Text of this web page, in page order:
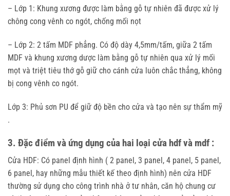
– Lớp 1: Khung xương được làm bằng gỗ tự nhiên đã được xử lý
chông cong vênh co ngót, chống mối nọt
– Lớp 2: 2 tấm MDF phẳng. Có độ dày 4,5mm/tấm, giữa 2 tấm
MDF và khung xương dược làm bằng gỗ tự nhiên qua xử lý mối
mọt và triệt tiêu thớ gỗ giữ cho cánh cửa luôn chắc thẳng, không
bị cong vênh co ngót.
Lớp 3: Phủ sơn PU để giữ độ bền cho cửa và tạo nên sự thẩm mỹ
.
3. Đặc điểm và ứng dụng của hai loại cửa hdf và mdf :
Cửa HDF: Có panel định hình ( 2 panel, 3 panel, 4 panel, 5 panel,
6 panel, hay những mẫu thiết kế theo định hình) nên cửa HDF
thường sử dụng cho công trình nhà ở tư nhân, căn hộ chung cư